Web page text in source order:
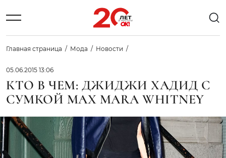
Главная страница Мода Новости
05.06.2015 13:06
КТО В ЧЕМ: ДЖИДЖИ ХАДИД С
СУМКОЙ MAX MARA WHITNEY